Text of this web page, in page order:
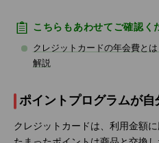
こちらもあわせてご確認く
クレジットカードの年会費と
解説
ポイントプログラムが
クレジットカードは、利用金額